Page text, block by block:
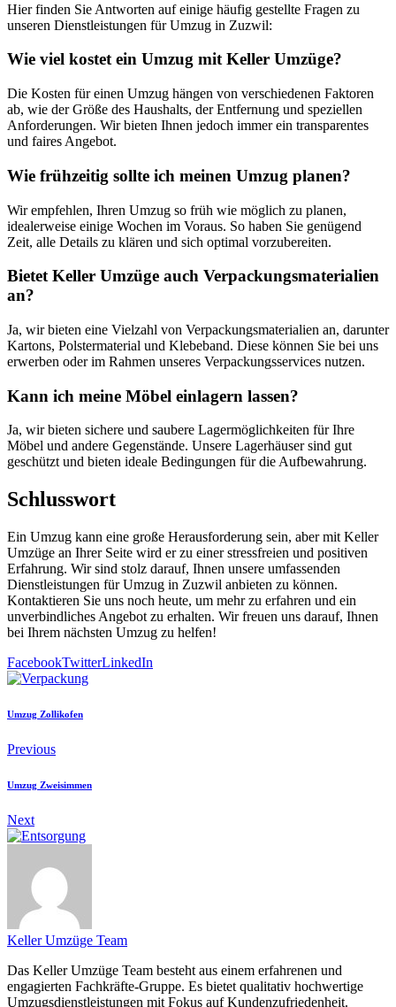
Hier finden Sie Antworten auf einige häufig gestellte Fragen zu
unseren Dienstleistungen für Umzug in Zuzwil:
Wie viel kostet ein Umzug mit Keller Umzüge?
Die Kosten für einen Umzug hängen von verschiedenen Faktoren
ab, wie der Größe des Haushalts, der Entfernung und speziellen
Anforderungen. Wir bieten Ihnen jedoch immer ein transparentes
und faires Angebot.
Wie frühzeitig sollte ich meinen Umzug planen?
Wir empfehlen, Ihren Umzug so früh wie möglich zu planen,
idealerweise einige Wochen im Voraus. So haben Sie genügend
Zeit, alle Details zu klären und sich optimal vorzubereiten.
Bietet Keller Umzüge auch Verpackungsmaterialien
an?
Ja, wir bieten eine Vielzahl von Verpackungsmaterialien an, darunter
Kartons, Polstermaterial und Klebeband. Diese können Sie bei uns
erwerben oder im Rahmen unseres Verpackungsservices nutzen.
Kann ich meine Möbel einlagern lassen?
Ja, wir bieten sichere und saubere Lagermöglichkeiten für Ihre
Möbel und andere Gegenstände. Unsere Lagerhäuser sind gut
geschützt und bieten ideale Bedingungen für die Aufbewahrung.
Schlusswort
Ein Umzug kann eine große Herausforderung sein, aber mit Keller
Umzüge an Ihrer Seite wird er zu einer stressfreien und positiven
Erfahrung. Wir sind stolz darauf, Ihnen unsere umfassenden
Dienstleistungen für Umzug in Zuzwil anbieten zu können.
Kontaktieren Sie uns noch heute, um mehr zu erfahren und ein
unverbindliches Angebot zu erhalten. Wir freuen uns darauf, Ihnen
bei Ihrem nächsten Umzug zu helfen!
FacebookTwitterLinkedIn
Umzug Zollikofen
Previous
Umzug Zweisimmen
Next
Keller Umzüge Team
Das Keller Umzüge Team besteht aus einem erfahrenen und
engagierten Fachkräfte-Gruppe. Es bietet qualitativ hochwertige
Umzugsdienstleistungen mit Fokus auf Kundenzufriedenheit.